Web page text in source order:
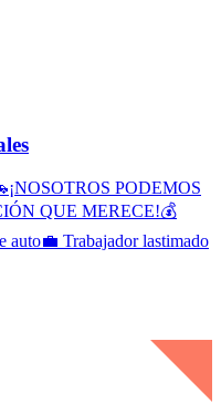
PODEMOS
QUE MERECE!💰
auto💼 Trabajador lastimado